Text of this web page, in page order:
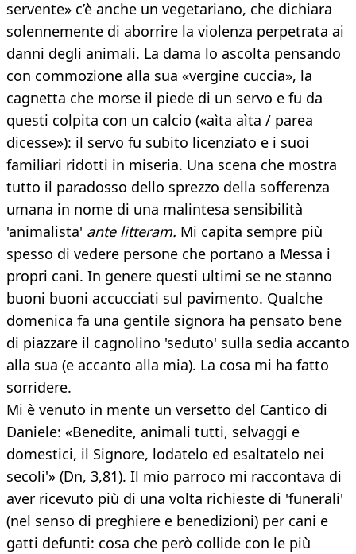
servente» c’è anche un vegetariano, che dichiara
solennemente di aborrire la violenza perpetrata ai
danni degli animali. La dama lo ascolta pensando
con commozione alla sua «vergine cuccia», la
cagnetta che morse il piede di un servo e fu da
questi colpita con un calcio («aìta aìta / parea
dicesse»): il servo fu subito licenziato e i suoi
familiari ridotti in miseria. Una scena che mostra
tutto il paradosso dello sprezzo della sofferenza
umana in nome di una malintesa sensibilità
'animalista' ante litteram. Mi capita sempre più
spesso di vedere persone che portano a Messa i
propri cani. In genere questi ultimi se ne stanno
buoni buoni accucciati sul pavimento. Qualche
domenica fa una gentile signora ha pensato bene
di piazzare il cagnolino 'seduto' sulla sedia accanto
alla sua (e accanto alla mia). La cosa mi ha fatto
sorridere.
Mi è venuto in mente un versetto del Cantico di
Daniele: «Benedite, animali tutti, selvaggi e
domestici, il Signore, lodatelo ed esaltatelo nei
secoli'» (Dn, 3,81). Il mio parroco mi raccontava di
aver ricevuto più di una volta richieste di 'funerali'
(nel senso di preghiere e benedizioni) per cani e
gatti defunti: cosa che però collide con le più